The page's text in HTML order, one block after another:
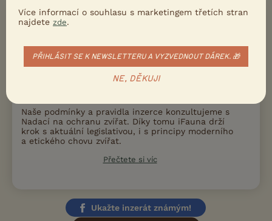
Naše podmínky a pravidla inzerce konzultujeme s
Nadací na ochranu zvířat. Díky tomu iFauna drží
krok s aktuální legislativou, i s principy moderního
a etického chovu zvířat.
Přečtete si víc
Ukažte inzerát známým!
Více informací o souhlasu s marketingem třetích stran
najdete zde.
PŘIHLÁSIT SE K NEWSLETTERU A VYZVEDNOUT DÁREK. 🎁
NE, DĚKUJI